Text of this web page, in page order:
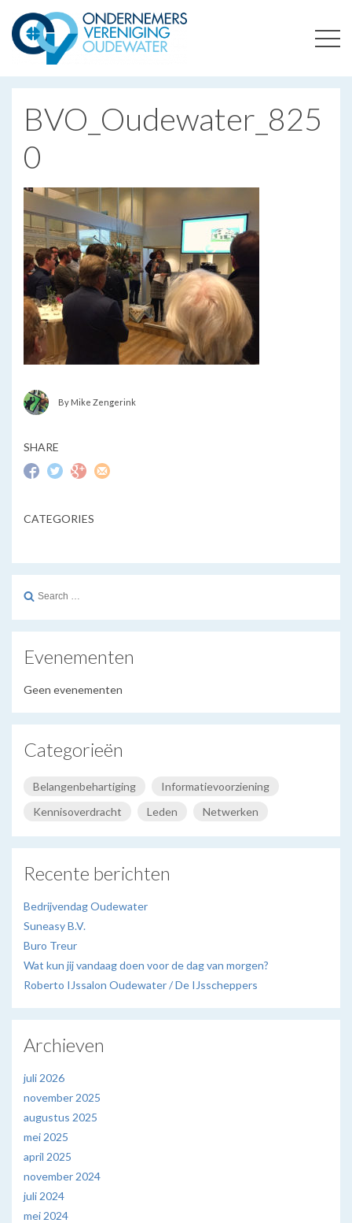
ONDERNEMERSVERENIGING OUDEWATER
BVO_Oudewater_825
0
By Mike Zengerink
SHARE
CATEGORIES
Search
Evenementen
Geen evenementen
Categorieën
Belangenbehartiging
Informatievoorziening
Kennisoverdracht
Leden Netwerken
Recente berichten
Bedrijvendag Oudewater
Suneasy B.V.
Buro Treur
Wat kun jij vandaag doen voor de dag van morgen?
Roberto IJssalon Oudewater / De IJsscheppers
Archieven
juli 2026
november 2025
augustus 2025
mei 2025
april 2025
november 2024
juli 2024
mei 2024